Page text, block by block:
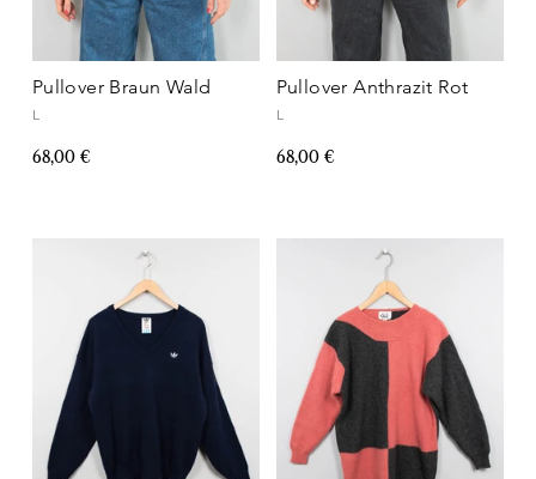
Pullover Braun Wald
L
68,00 €
Pullover Anthrazit Rot
L
68,00 €